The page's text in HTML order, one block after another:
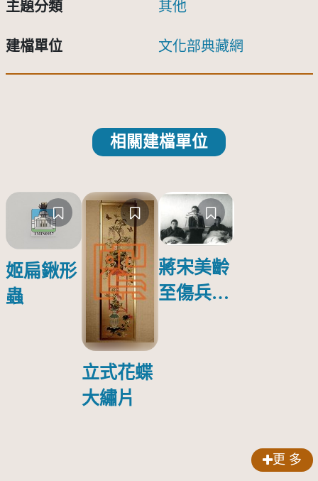
主題分類 其他
建檔單位 文化部典藏網
相關建檔單位
姬扁鍬形
蟲
立式花蝶
大繡片
蔣宋美齡
至傷兵醫
傷日本戰
更 多